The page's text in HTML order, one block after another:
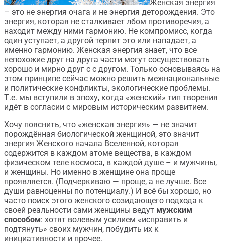
Женская энергия
– это не энергия очага и не энергия деторождения. Это
энергия, которая не сталкивает лбом противоречия, а
находит между ними гармонию. Не компромисс, когда
один уступает, а другой терпит это или нападает, а
именно гармонию. Женская энергия знает, что все
непохожие друг на друга части могут сосуществовать
хорошо и мирно друг с с другом. Только основываясь на
этом принципе сейчас можно решить межнациональные
и политические конфликты, экологические проблемы.
Т.е. мы вступили в эпоху, когда «женский» тип творения
идёт в согласии с мировым историческим развитием.
Хочу пояснить, что «женская энергия» — не значит
порождённая биологической женщиной, это значит
энергия Женского начала Вселенной, которая
содержится в каждом атоме вещества, в каждом
физическом теле космоса, в каждой душе – и мужчины,
и женщины. Но именно в женщине она проще
проявляется. (Подчеркиваю — проще, а не лучше. Все
души равноценны по потенциалу.) И всё бы хорошо, но
часто поиск этого женского созидающего подхода к
своей реальности сами женщины ведут мужским
способом: хотят волевым усилием «исправить и
подтянуть» своих мужчин, побудить их к
инициативности и прочее.